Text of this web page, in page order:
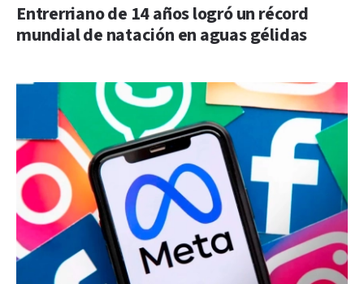
Entrerriano de 14 años logró un récord
mundial de natación en aguas gélidas